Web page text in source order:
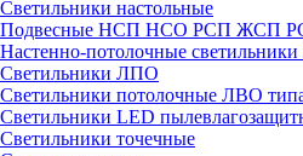
Светильники настольные
Подвесные НСП НСО РСП ЖСП
Настенно-потолочные
Светильники ЛПО
Светильники потолочные ЛВО
Светильники LED
Светильники точечные